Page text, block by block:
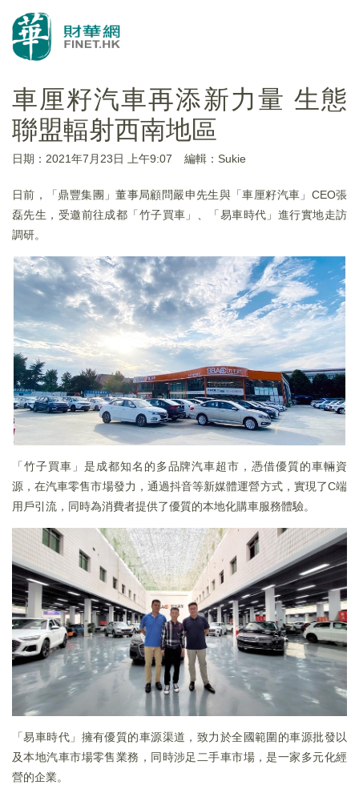
車厘籽汽車再添新力量 生態
聯盟輻射西南地區
日期：2021年7月23日 上午9:07 編輯：Sukie
日前，「鼎豐集團」董事局顧問嚴申先生與「車厘籽汽車」CEO張
磊先生，受邀前往成都「竹子買車」、「易車時代」進行實地走訪
調研。
「竹子買車」是成都知名的多品牌汽車超市，憑借優質的車輛資
源，在汽車零售市場發力，通過抖音等新媒體運營方式，實現了C端
用戶引流，同時為消費者提供了優質的本地化購車服務體驗。
「易車時代」擁有優質的車源渠道，致力於全國範圍的車源批發以
及本地汽車市場零售業務，同時涉足二手車市場，是一家多元化經
營的企業。